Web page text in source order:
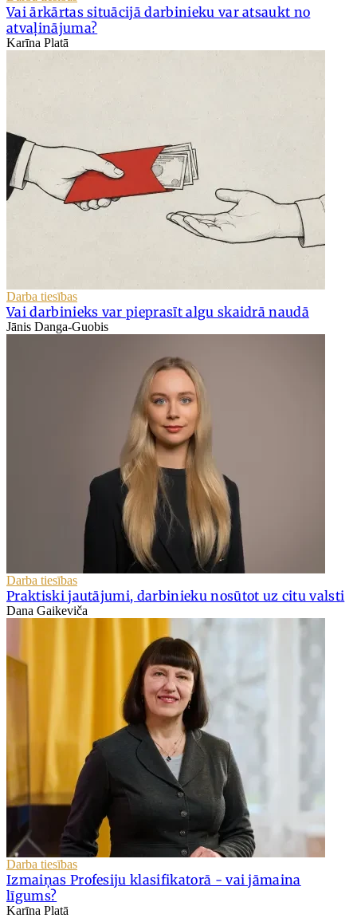
Vai ārkārtas situācijā darbinieku var atsaukt no
atvaļinājuma?
Karīna Platā
Darba tiesības
Vai darbinieks var pieprasīt algu skaidrā naudā
Jānis Danga-Guobis
Darba tiesības
Praktiski jautājumi, darbinieku nosūtot uz citu valsti
Dana Gaikeviča
Darba tiesības
Izmaiņas Profesiju klasifikatorā - vai jāmaina
līgums?
Karīna Platā